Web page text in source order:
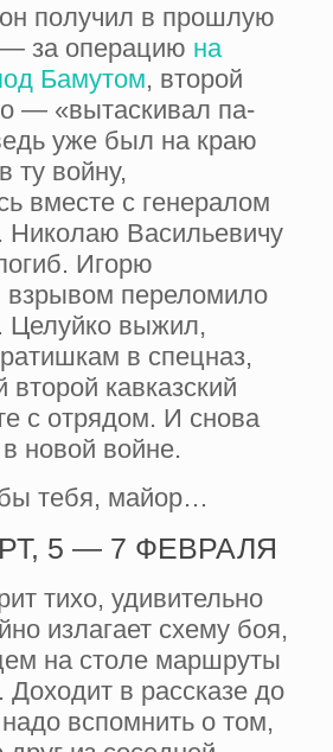
получил в прошлую
за операцию на
Бамутом, второй
— «вытаскивал па­
уже был на краю
ту войну,
вместе с генера­лом
Николаю Васильевичу
Игорю
переломило
Целуйко выжил,
в спецназ,
кавказский
с от­рядом. И снова
новой войне.
тебя, майор…
5 — 7 ФЕВРАЛЯ
тихо, удивительно
излагает схему боя,
на столе маршруты
в рассказе до
вспом­нить о том,